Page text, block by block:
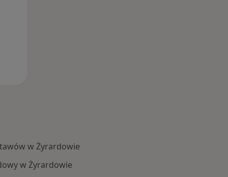
w Żyrardowie
w Żyrardowie